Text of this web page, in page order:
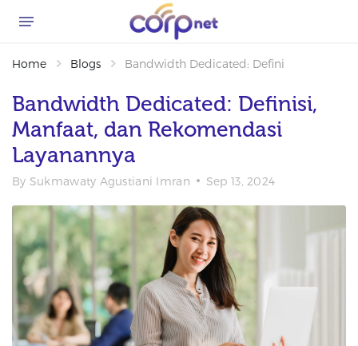
Home Blogs Bandwidth Dedicated: Definisi, Manfaat,
Bandwidth Dedicated: Definisi,
Manfaat, dan Rekomendasi
Layanannya
By Sukmawaty Agustiani Imran Sep 13, 2024